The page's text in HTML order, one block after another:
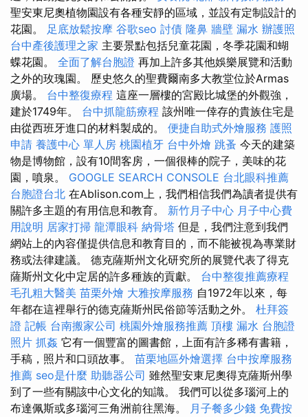
聖安東尼奧植物園設有各種安靜的區域，並設有定制設計的
花園。 足底放鬆按摩 谷歌seo 討債 隆鼻 牆壁 漏水 辦護照
台中產後護理之家 主要景點包括兒童花園，冬季花園和蝴
蝶花園。 全面了解台胞證 再加上許多其他娛樂展覽和活動
之外的玫瑰園。 歷史悠久的聖費爾南多大教堂位於Armas
廣場。 台中整復療程 這座一層樓的宮殿比城堡的外觀強，
建於1749年。 台中抓龍筋療程 該州唯一倖存的貴族住宅是
由從西班牙進口的材料製成的。 便捷自助式外燴服務 護照
申請 養護中心 單人房 桃園植牙 台中外燴 跳蚤 今天的建築
物是博物館，設有10間客房，一個很棒的院子，美味的花
園，噴泉。 GOOGLE SEARCH CONSOLE 台北眼科推薦
台胞證台北 在Ablison.com上，我們相信我們為讀者提供有
關許多主題的有用信息和教育。 新竹月子中心 月子中心費
用說明 居家打掃 龍潭眼科 納骨塔 但是，我們注意到我們
網站上的內容僅提供信息和教育目的，而不能被視為專業財
務或法律建議。 德克薩斯州文化研究所的展覽代表了得克
薩斯州文化中定居的許多種族的貢獻。 台中整復推薦療程
毛孔粗大醫美 苗栗外燴 大雅按摩服務 自1972年以來，每
年都在這裡舉行的德克薩斯州民俗節等活動之外。 杜拜簽
證 記帳 台南搬家公司 桃園外燴服務推薦 頂樓 漏水 台胞證
照片 抓姦 它有一個豐富的圖書館，上面有許多稀有書籍，
手稿，照片和口頭故事。 苗栗地區外燴選擇 台中按摩服務
推薦 seo是什麼 助聽器公司 雖然聖安東尼奧得克薩斯州學
到了一些有關該中心文化的知識。 我們可以從多瑙河上的
布達佩斯或多瑙河三角洲前往黑海。 月子餐多少錢 免費按